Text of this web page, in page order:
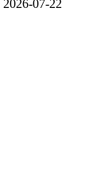
2026-07-22